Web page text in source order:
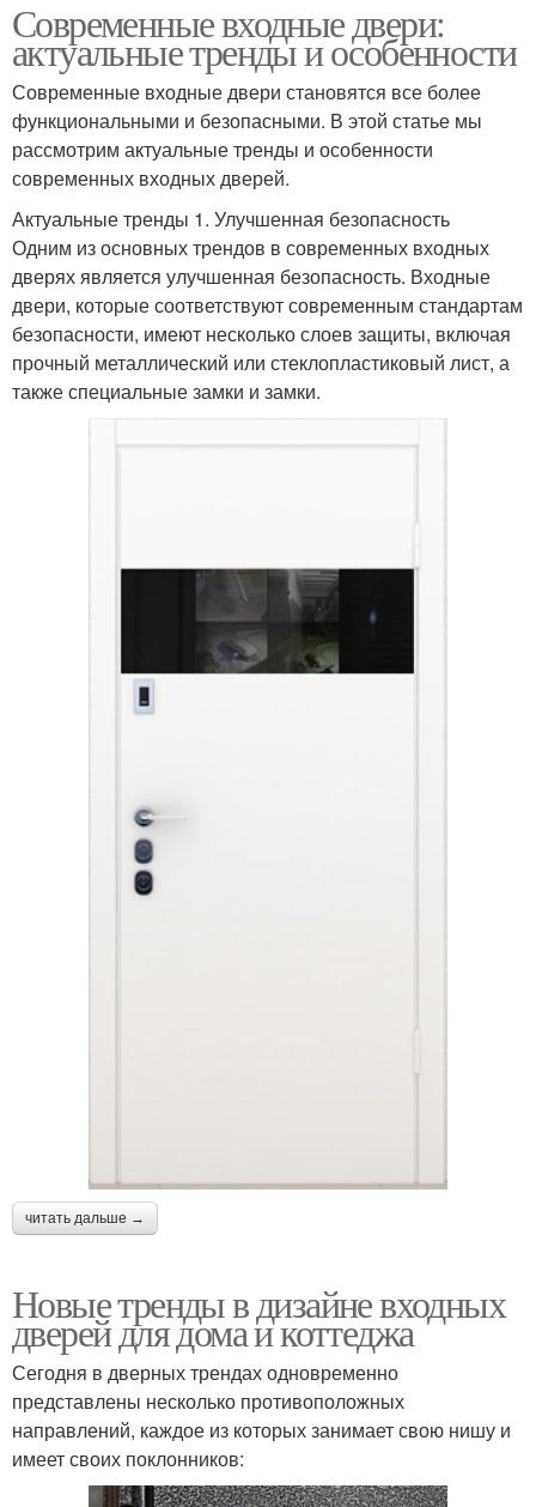
Современные входные двери:
актуальные тренды и особенности
Современные входные двери становятся все более
функциональными и безопасными. В этой статье мы
рассмотрим актуальные тренды и особенности
современных входных дверей.
Актуальные тренды 1. Улучшенная безопасность
Одним из основных трендов в современных входных
дверях является улучшенная безопасность. Входные
двери, которые соответствуют современным стандартам
безопасности, имеют несколько слоев защиты, включая
прочный металлический или стеклопластиковый лист, а
также специальные замки и замки.
читать дальше →
Новые тренды в дизайне входных
дверей для дома и коттеджа
Сегодня в дверных трендах одновременно
представлены несколько противоположных
направлений, каждое из которых занимает свою нишу и
имеет своих поклонников: